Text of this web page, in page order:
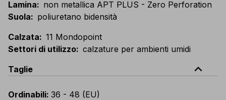
Lamina: non metallica APT PLUS - Zero Perforation
Suola: poliuretano bidensità
Calzata: 11 Mondopoint
Settori di utilizzo: calzature per ambienti umidi
Taglie
expand_less
Ordinabili: 36 - 48 (EU)